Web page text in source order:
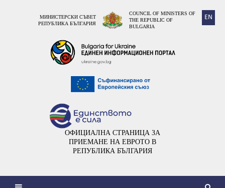
EN
МИНИСТЕРСКИ СЪВЕТ
РЕПУБЛИКА БЪЛГАРИЯ
COUNCIL OF MINISTERS OF
THE REPUBLIC OF
BULGARIA
ОФИЦИАЛНА СТРАНИЦА ЗА
ПРИЕМАНЕ НА ЕВРОТО В
РЕПУБЛИКА БЪЛГАРИЯ